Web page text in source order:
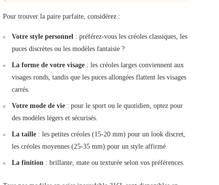
Pour trouver la paire parfaite, considérez :
Votre style personnel : préférez-vous les créoles classiques, les
puces discrètes ou les modèles fantaisie ?
La forme de votre visage : les créoles larges conviennent aux
visages ronds, tandis que les puces allongées flattent les visages
carrés.
Votre mode de vie : pour le sport ou le quotidien, optez pour
des modèles légers et sécurisés.
La taille : les petites créoles (15-20 mm) pour un look discret,
les créoles moyennes (25-35 mm) pour un style affirmé.
La finition : brillante, mate ou texturée selon vos préférences.